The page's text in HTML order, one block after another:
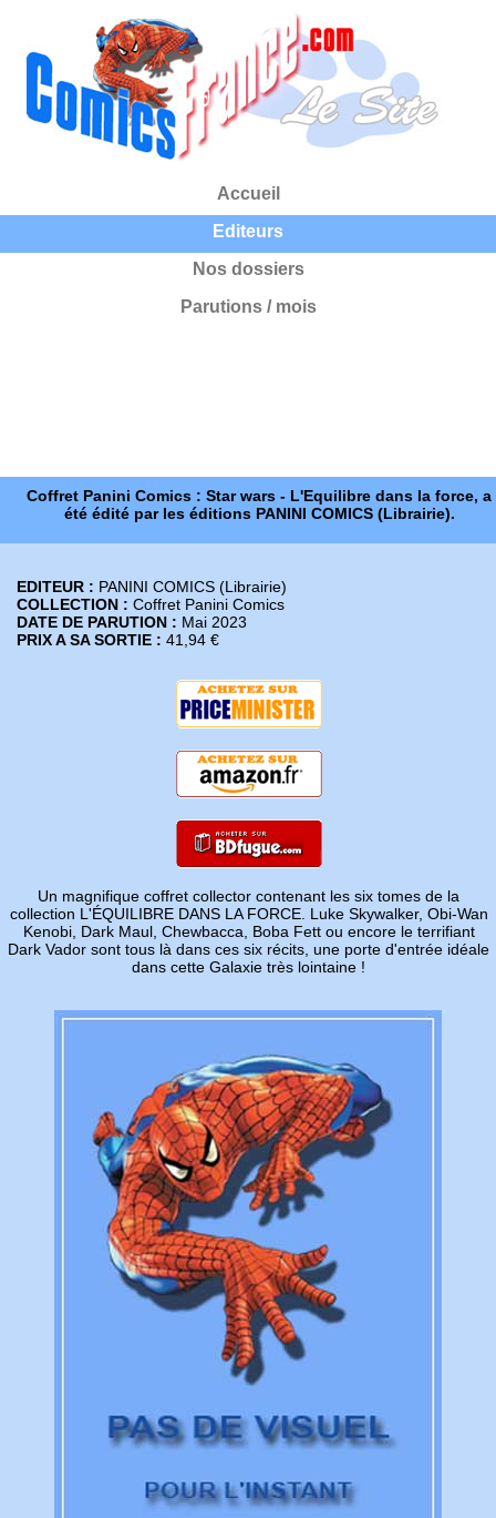
Accueil
Editeurs
Nos dossiers
Parutions / mois
Coffret Panini Comics : Star wars - L'Equilibre dans la force, a
été édité par les éditions PANINI COMICS (Librairie).
EDITEUR : PANINI COMICS (Librairie)
COLLECTION : Coffret Panini Comics
DATE DE PARUTION : Mai 2023
PRIX A SA SORTIE : 41,94 €
Un magnifique coffret collector contenant les six tomes de la
collection L'ÉQUILIBRE DANS LA FORCE. Luke Skywalker, Obi-Wan
Kenobi, Dark Maul, Chewbacca, Boba Fett ou encore le terrifiant
Dark Vador sont tous là dans ces six récits, une porte d'entrée idéale
dans cette Galaxie très lointaine !